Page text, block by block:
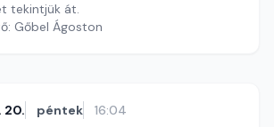
tekintjük át.
Gőbel Ágoston
20. péntek 16:04